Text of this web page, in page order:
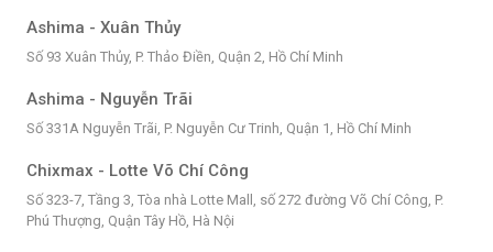
Ashima - Xuân Thủy
Số 93 Xuân Thủy, P. Thảo Điền, Quận 2, Hồ Chí Minh
Ashima - Nguyễn Trãi
Số 331A Nguyễn Trãi, P. Nguyễn Cư Trinh, Quận 1, Hồ Chí Minh
Chixmax - Lotte Võ Chí Công
Số 323-7, Tầng 3, Tòa nhà Lotte Mall, số 272 đường Võ Chí Công, P.
Phú Thượng, Quận Tây Hồ, Hà Nội